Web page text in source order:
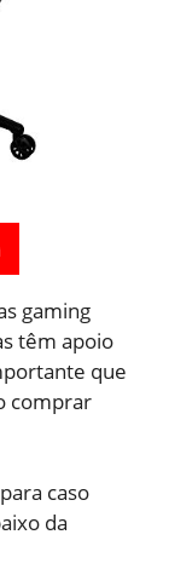
gaming
têm apoio
que
comprar
caso
da